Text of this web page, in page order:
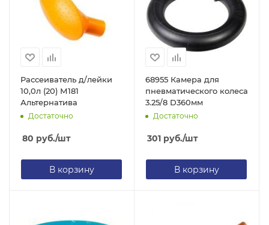
Рассеиватель д/лейки
10,0л (20) М181
Альтернатива
Достаточно
80 руб./шт
В корзину
68955 Камера для
пневматического колеса
3.25/8 D360мм
Достаточно
301 руб./шт
В корзину